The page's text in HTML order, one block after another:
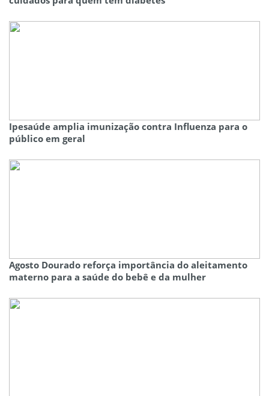
Ipesaúde amplia imunização contra Influenza para o
público em geral
Agosto Dourado reforça importância do aleitamento
materno para a saúde do bebê e da mulher